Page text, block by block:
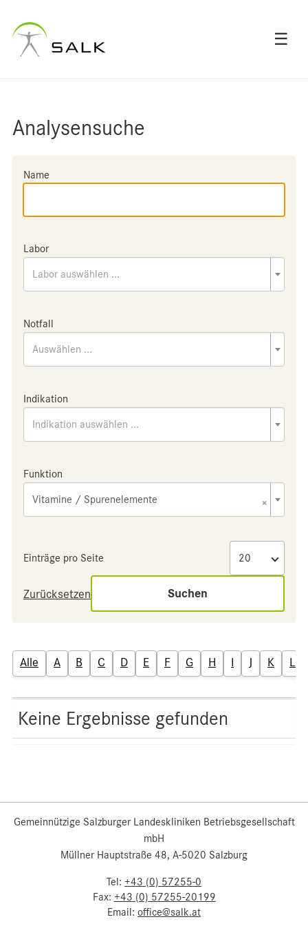
☰
Analysensuche
Name
Labor
Labor auswählen ...
Notfall
Auswählen ...
Indikation
Indikation auswählen ...
Funktion
×
Vitamine / Spurenelemente
Einträge pro Seite
Zurücksetzen Suchen
Alle A B C D E F G H I J K L
Keine Ergebnisse gefunden
Gemeinnützige Salzburger Landeskliniken Betriebsgesellschaft
mbH
Müllner Hauptstraße 48, A-5020 Salzburg
Tel: +43 (0) 57255-0
Fax: +43 (0) 57255-20199
Email: office@salk.at